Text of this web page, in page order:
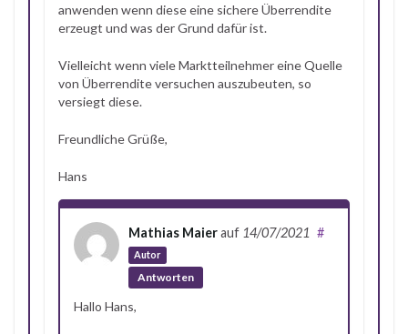
anwenden wenn diese eine sichere Überrendite
erzeugt und was der Grund dafür ist.
Vielleicht wenn viele Marktteilnehmer eine Quelle
von Überrendite versuchen auszubeuten, so
versiegt diese.
Freundliche Grüße,
Hans
Mathias Maierauf 14/07/2021
Autor
#
Antworten
Hallo Hans,